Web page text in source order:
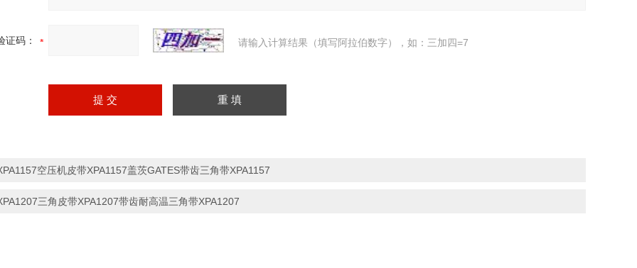
证码： 请输入计算结果（填写阿拉伯数字），如：三加四=7
空压机皮带XPA1157盖茨GATES带齿三角带XPA1157
三角皮带XPA1207带齿耐高温三角带XPA1207